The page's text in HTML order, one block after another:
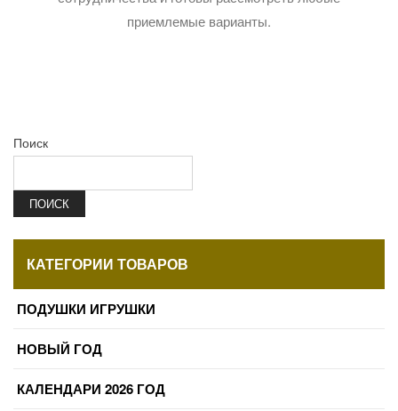
приемлемые варианты.
Поиск
ПОИСК
КАТЕГОРИИ ТОВАРОВ
ПОДУШКИ ИГРУШКИ
НОВЫЙ ГОД
КАЛЕНДАРИ 2026 ГОД